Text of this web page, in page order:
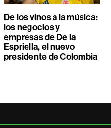
De los vinos a la música:
los negocios y
empresas de De la
Espriella, el nuevo
presidente de Colombia